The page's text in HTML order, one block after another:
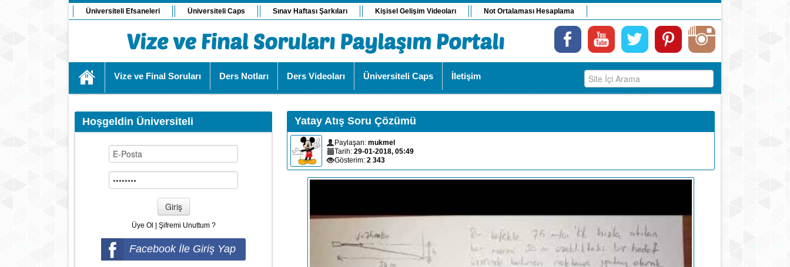
Üniversiteli Efsaneleri Üniversiteli Caps Sınav Haftası Şarkıları Kişisel Gelişim Videoları Not Ortalaması Hesaplama
Vize ve Final Soruları Ders Notları Ders Videoları Üniversiteli Caps İletişim
Hoşgeldin Üniversiteli
Giriş
Üye Ol Şifremi Unuttum ?
Facebook İle Giriş Yap
Yatay Atış Soru Çözümü
Paylaşan: mukmel
Tarih: 29-01-2018, 05:49
Gösterim: 2 343